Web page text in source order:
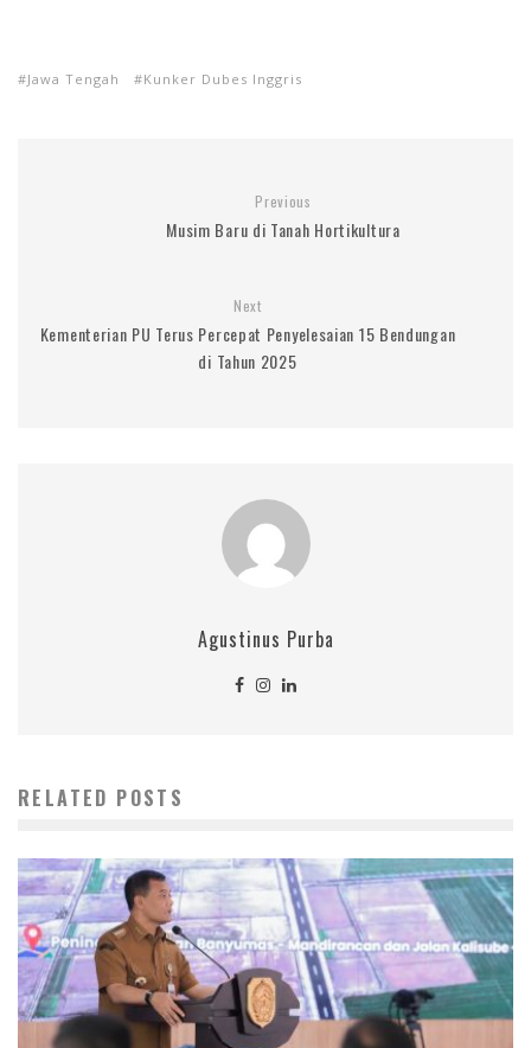
Jawa Tengah Kunker Dubes Inggris
Previous
Musim Baru di Tanah Hortikultura
Next
Kementerian PU Terus Percepat Penyelesaian 15 Bendungan
di Tahun 2025
Agustinus Purba
RELATED POSTS